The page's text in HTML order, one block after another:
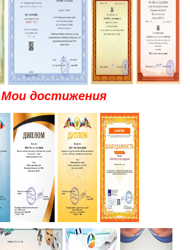
Мои достижения